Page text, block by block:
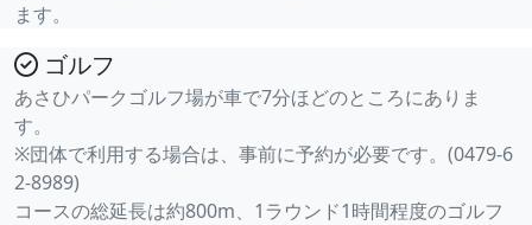
ます。
ゴルフ
あさひパークゴルフ場が車で7分ほどのところにありま
す。
※団体で利用する場合は、事前に予約が必要です。(0479-6
2-8989)
コースの総延長は約800m、1ラウンド1時間程度のゴルフ